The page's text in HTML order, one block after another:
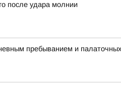
после удара молнии
пребыванием и палаточных